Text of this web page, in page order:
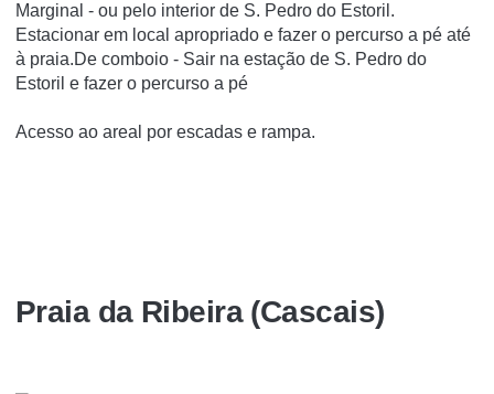
Marginal - ou pelo interior de S. Pedro do Estoril.
Estacionar em local apropriado e fazer o percurso a pé até
à praia.De comboio - Sair na estação de S. Pedro do
Estoril e fazer o percurso a pé
Acesso ao areal por escadas e rampa.
Praia da Ribeira (Cascais)